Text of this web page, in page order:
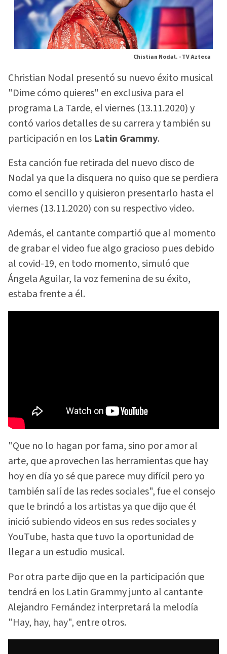
Chistian Nodal. -TV Azteca
Christian Nodal presentó su nuevo éxito musical
"Dime cómo quieres" en exclusiva para el
programa La Tarde, el viernes (13.11.2020) y
contó varios detalles de su carrera y también su
participación en los Latin Grammy.
Esta canción fue retirada del nuevo disco de
Nodal ya que la disquera no quiso que se perdiera
como el sencillo y quisieron presentarlo hasta el
viernes (13.11.2020) con su respectivo video.
Además, el cantante compartió que al momento
de grabar el video fue algo gracioso pues debido
al covid-19, en todo momento, simuló que
Ángela Aguilar, la voz femenina de su éxito,
estaba frente a él.
"Que no lo hagan por fama, sino por amor al
arte, que aprovechen las herramientas que hay
hoy en día yo sé que parece muy difícil pero yo
también salí de las redes sociales", fue el consejo
que le brindó a los artistas ya que dijo que él
inició subiendo videos en sus redes sociales y
YouTube, hasta que tuvo la oportunidad de
llegar a un estudio musical.
Por otra parte dijo que en la participación que
tendrá en los Latin Grammy junto al cantante
Alejandro Fernández interpretará la melodía
"Hay, hay, hay", entre otros.